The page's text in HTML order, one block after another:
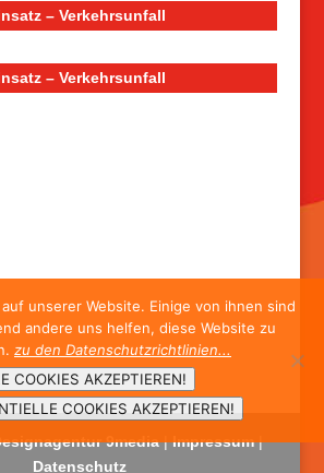
– Verkehrsunfall
– Verkehrsunfall
9media|Impressum|
Datenschutz
unserer Website. Einige von ihnen sind
andere uns helfen, diese Website zu
zu den Datenschutzrichtlinien...
COOKIES AKZEPTIEREN!
COOKIES AKZEPTIEREN!